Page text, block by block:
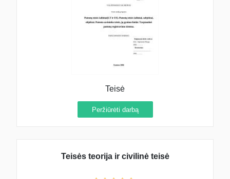
Teisė
Peržiūrėti darbą
Teisės teorija ir civilinė teisė